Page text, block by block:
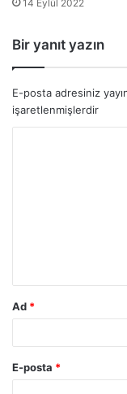
14 Eylül 2022
Bir yanıt yazın
E-posta adresiniz
işaretlenmişlerdir
Ad *
E-posta *